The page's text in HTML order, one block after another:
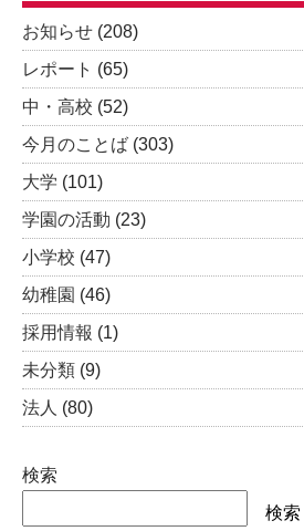
お知らせ (208)
レポート (65)
中・高校 (52)
今月のことば (303)
大学 (101)
学園の活動 (23)
小学校 (47)
幼稚園 (46)
採用情報 (1)
未分類 (9)
法人 (80)
検索
検索